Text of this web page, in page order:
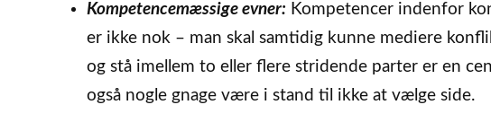
Kompetencemæssige evner: Kompetencer indenfor
er ikke nok – man skal samtidig kunne mediere
og stå imellem to eller flere stridende parter er en
også nogle gnage være i stand til ikke at vælge side.